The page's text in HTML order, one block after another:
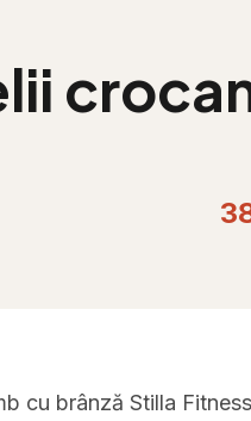
cu brânză Stilla